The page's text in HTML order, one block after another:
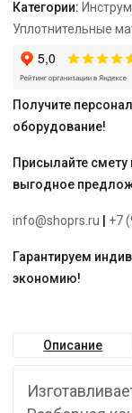
белая
Категории:
Уплотнительные
Получите
оборудование!
Присылайте
выгодное
info@shoprs.ru +7
Гарантируем
экономию!
Описание